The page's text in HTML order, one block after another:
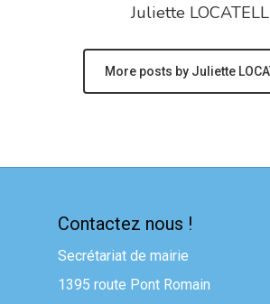
Juliette
More posts by Juliette
Contactez nous !
Secrétariat de mairie
1395 route Pont Romain